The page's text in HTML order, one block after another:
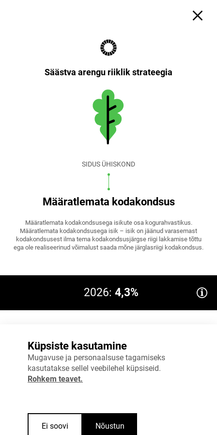
Säästva arengu riiklik strateegia
SIDUS ÜHISKOND
Määratlemata kodakondsus
Määratlemata kodakondsusega isikute osa kogurahvastikus.
Määratlemata kodakondsusega isik – isik on jäänud varasemast
kodakondsusest ilma tema kodakondsusjärgse riigi lakkamise tõttu
ega ole realiseerinud võimalust saada mõne järglasriigi kodakondsus.
2026: 4,3%
4%
6%
Allikas:Statistikaamet
Küpsiste kasutamine
Mugavuse ja personaalsuse tagamiseks
kasutatakse sellel veebilehel küpsiseid.
Rohkem teavet.
Ei soovi Nõustun